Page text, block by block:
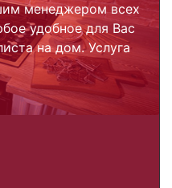
менеджером всех
удобное для Вас
на дом. Услуга